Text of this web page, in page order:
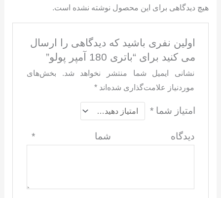
هیچ دیدگاهی برای این محصول نوشته نشده است.
اولین نفری باشید که دیدگاهی را ارسال
می کنید برای “باتری 180 آمپر پولو”
نشانی ایمیل شما منتشر نخواهد شد.
بخش‌های
موردنیاز علامت‌گذاری شده‌اند*
امتیاز شما*
دیدگاه شما*